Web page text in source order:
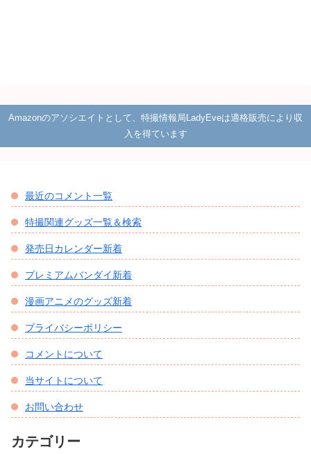
Amazonのアソシエイトとして、特撮情報局LadyEveは適格販売により収
入を得ています
最近のコメント一覧
特撮関連グッズ一覧＆検索
発売日カレンダー新着
プレミアムバンダイ新着
漫画アニメのグッズ新着
プライバシーポリシー
コメントについて
当サイトについて
お問い合わせ
カテゴリー